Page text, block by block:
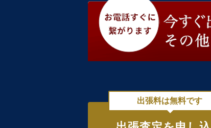
出張料は無料です